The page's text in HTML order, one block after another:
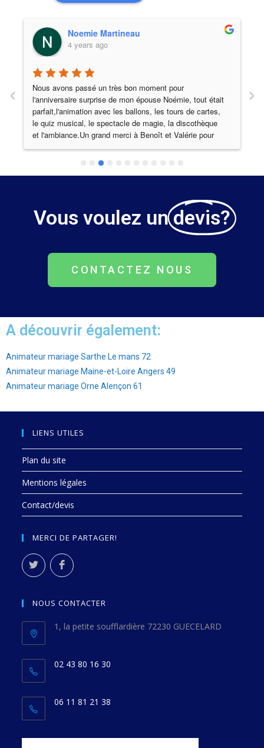
Noemie Martineau
4 years ago
Nous avons passé un très bon moment pour
l'anniversaire surprise de mon épouse Noémie, tout était
parfait,l'animation avec les ballons, les tours de cartes,
le quiz musical, le spectacle de magie, la discothèque
et l'ambiance.Un grand merci à Benoît et Valérie pour
votre gentillesse.Au plaisir !!Renaud et Noémie
‹ ›
Vous voulez undevis?
CONTACTEZ NOUS
A découvrir également:
Animateur mariage Sarthe Le mans 72
Animateur mariage Maine-et-Loire Angers 49
Animateur mariage Orne Alençon 61
LIENS UTILES
Plan du site
Mentions légales
Contact/devis
MERCI DE PARTAGER!
NOUS CONTACTER
1, la petite soufflardière 72230 GUECELARD
02 43 80 16 30
06 11 81 21 38